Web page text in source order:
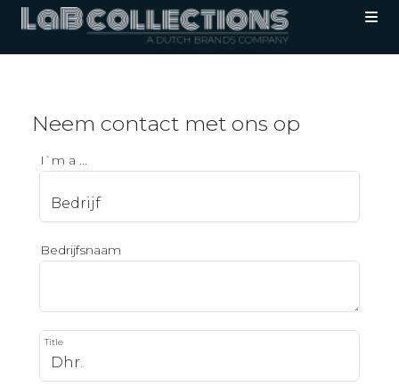
Neem contact met ons op
I`m a ...
Bedrijfsnaam
Title